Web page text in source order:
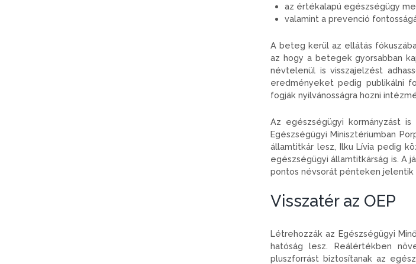
az értékalapú egészségügy
valamint a prevenció
A beteg kerül az ellátás
az hogy a betegek gyorsabban
névtelenül is visszajelzést
eredményeket pedig publikálni
fogják nyilvánosságra hozni
Az egészségügyi kormányzást
Egészségügyi Minisztériumban
államtitkár lesz, Ilku Lívia pedig
egészségügyi államtitkárság is. A
pontos névsorát pénteken
Visszatér az OEP
Létrehozzák az Egészségügyi
hatóság lesz. Reálértékben
pluszforrást biztosítanak az